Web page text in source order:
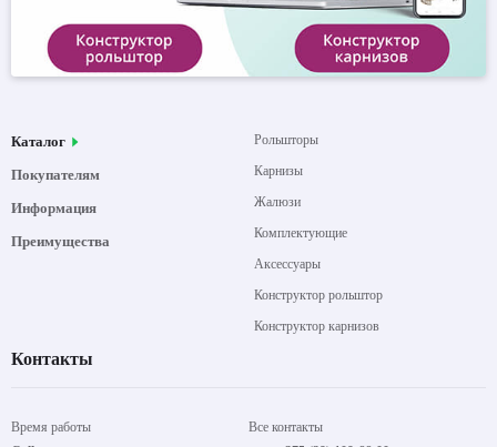
Каталог
Покупателям
Информация
Преимущества
Рольшторы
Карнизы
Жалюзи
Комплектующие
Аксессуары
Конструктор рольштор
Конструктор карнизов
Контакты
Время работы
Все контакты